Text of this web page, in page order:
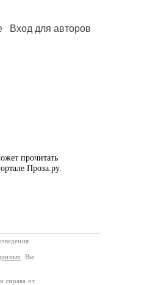
Вход для авторов
прочитать
Проза.ру.
. Вы
справа от